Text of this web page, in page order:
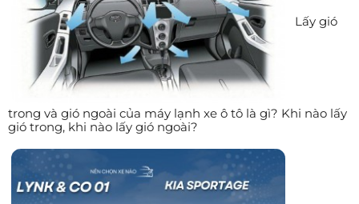
Lấy gió
trong và gió ngoài của máy lạnh xe ô tô là gì? Khi nào lấy
gió trong, khi nào lấy gió ngoài?